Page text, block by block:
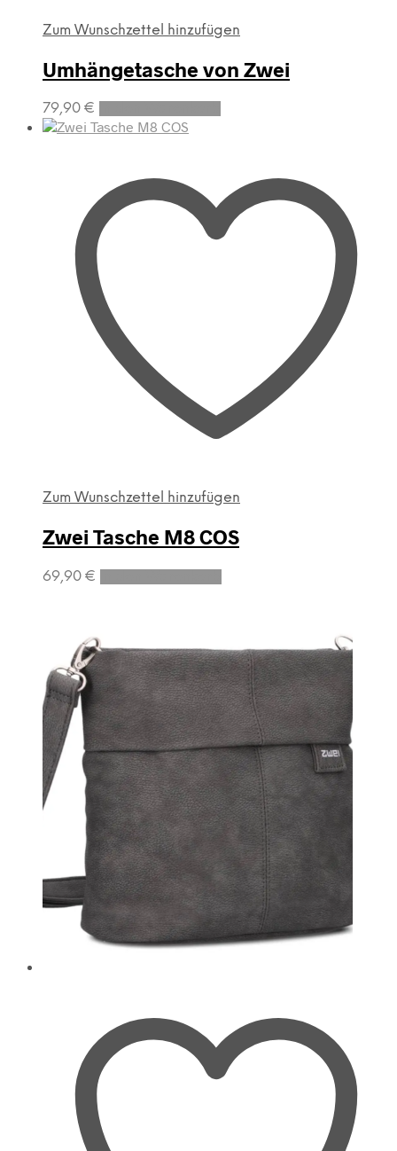
Zum Wunschzettel hinzufügen
Umhängetasche von Zwei
79,90 €
Zum Wunschzettel hinzufügen
Zwei Tasche M8 COS
69,90 €